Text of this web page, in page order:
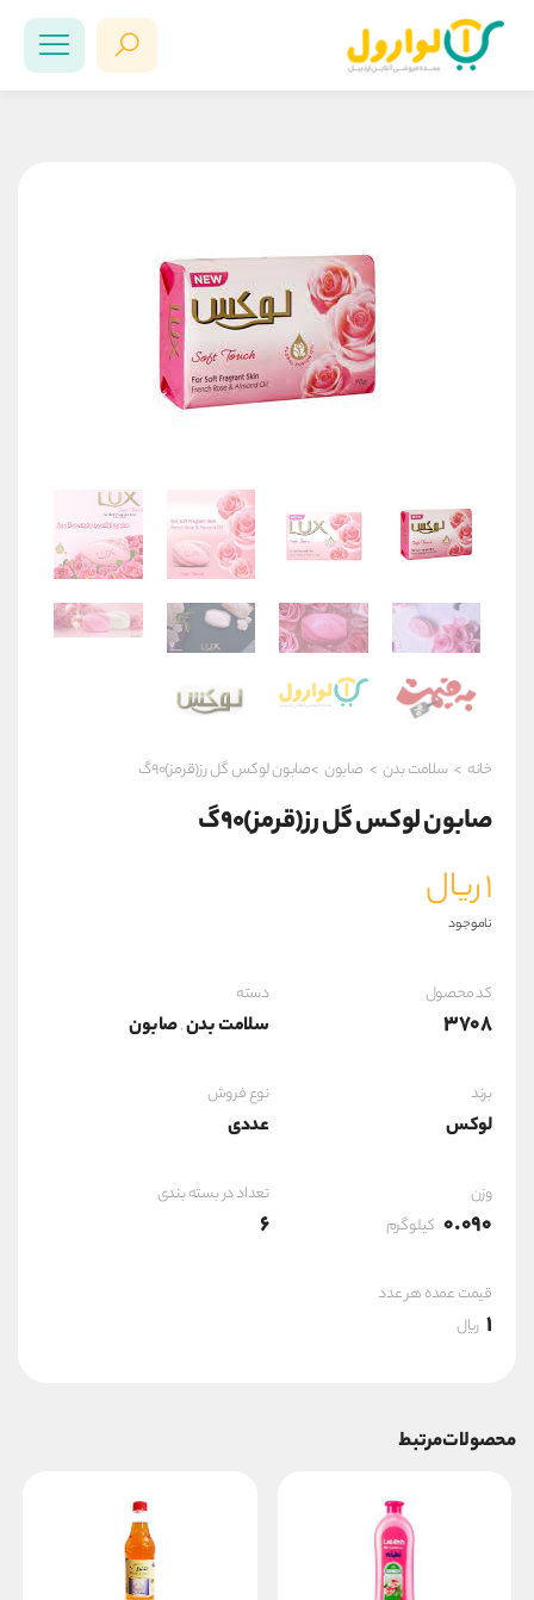
خانه > سلامت بدن > صابون >صابون لوکس گل رز(قرمز)۹۰گ
صابون لوکس گل رز(قرمز)۹۰گ
۱ریال
ناموجود
کد محصول
3708
دسته
سلامت بدن,صابون
برند
لوکس
نوع فروش
عددی
وزن
0.090 کیلوگرم
تعداد در بسته بندی
6
قیمت عمده هر عدد
1 ریال
محصولات مرتبط